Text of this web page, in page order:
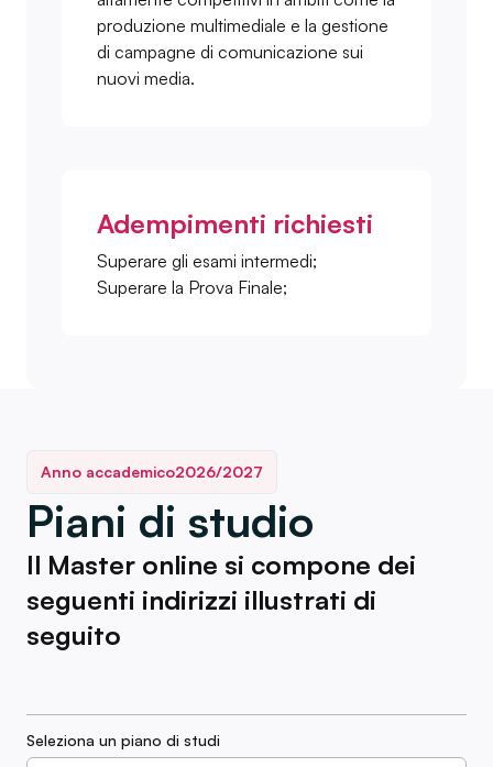
produzione multimediale e la gestione
di campagne di comunicazione sui
nuovi media.
Adempimenti richiesti
Superare gli esami intermedi;
Superare la Prova Finale;
Piani di studio
Anno accademico2026/2027
Il Master online si compone dei
seguenti indirizzi illustrati di
seguito
Seleziona un piano di studi